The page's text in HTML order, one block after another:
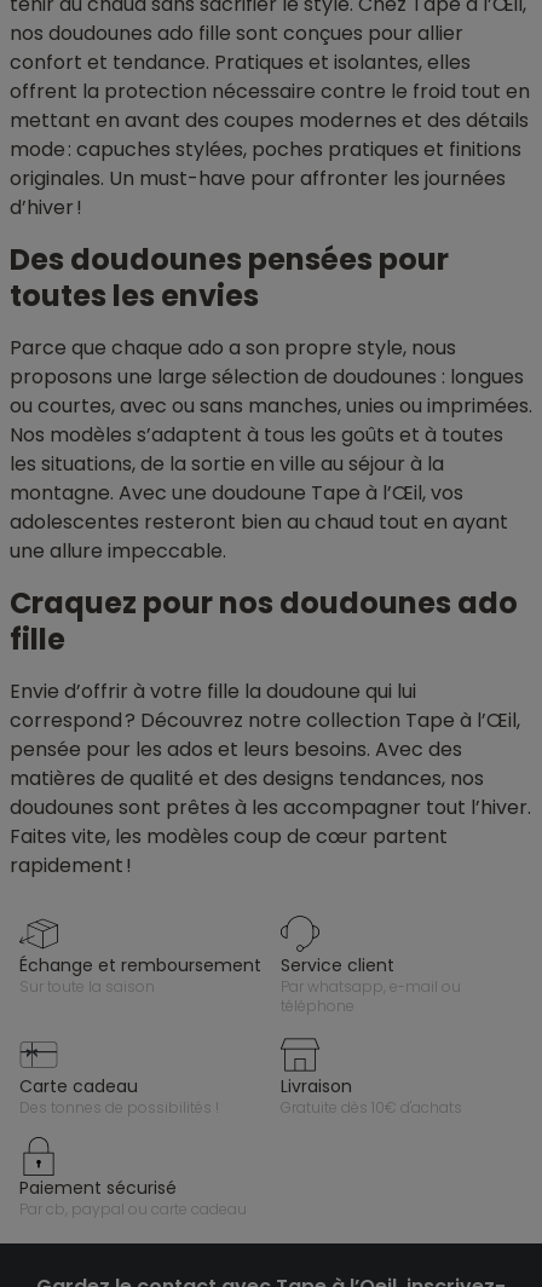
nos doudounes ado fille sont conçues pour allier
confort et tendance. Pratiques et isolantes, elles
offrent la protection nécessaire contre le froid tout en
mettant en avant des coupes modernes et des détails
mode : capuches stylées, poches pratiques et finitions
originales. Un must-have pour affronter les journées
d’hiver !
Des doudounes pensées pour
toutes les envies
Parce que chaque ado a son propre style, nous
proposons une large sélection de doudounes : longues
ou courtes, avec ou sans manches, unies ou imprimées.
Nos modèles s’adaptent à tous les goûts et à toutes
les situations, de la sortie en ville au séjour à la
montagne. Avec une doudoune Tape à l’Œil, vos
adolescentes resteront bien au chaud tout en ayant
une allure impeccable.
Craquez pour nos doudounes ado
fille
Envie d’offrir à votre fille la doudoune qui lui
correspond ? Découvrez notre collection Tape à l’Œil,
pensée pour les ados et leurs besoins. Avec des
matières de qualité et des designs tendances, nos
doudounes sont prêtes à les accompagner tout l’hiver.
Faites vite, les modèles coup de cœur partent
rapidement !
échange et remboursement
sur toute la saison
service client
par whatsapp, e-mail ou
téléphone
carte cadeau
des tonnes de possibilités !
livraison
gratuite dès 10€ d'achats
paiement sécurisé
par cb, paypal ou carte cadeau